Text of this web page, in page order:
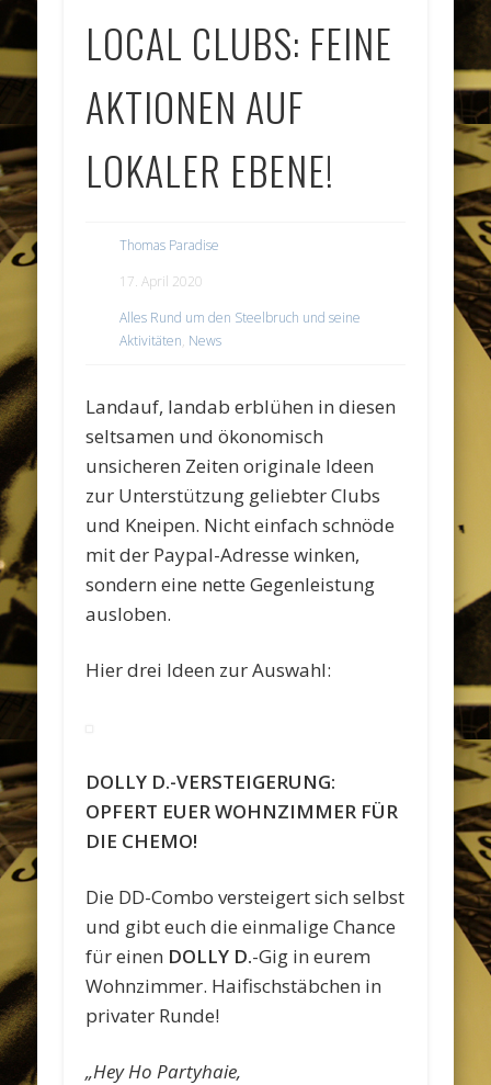
LOCAL CLUBS: FEINE
AKTIONEN AUF
LOKALER EBENE!
Thomas Paradise
17. April 2020
Alles Rund um den Steelbruch und seine
Aktivitäten, News
Landauf, landab erblühen in diesen
seltsamen und ökonomisch
unsicheren Zeiten originale Ideen
zur Unterstützung geliebter Clubs
und Kneipen. Nicht einfach schnöde
mit der Paypal-Adresse winken,
sondern eine nette Gegenleistung
ausloben.
Hier drei Ideen zur Auswahl:
DOLLY D.-VERSTEIGERUNG:
OPFERT EUER WOHNZIMMER FÜR
DIE CHEMO!
Die DD-Combo versteigert sich selbst
und gibt euch die einmalige Chance
für einen DOLLY D.-Gig in eurem
Wohnzimmer. Haifischstäbchen in
privater Runde!
„Hey Ho Partyhaie,